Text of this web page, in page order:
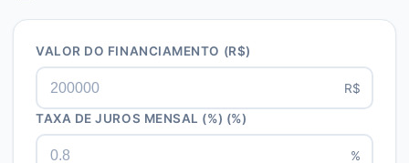
VALOR DO FINANCIAMENTO (R$)
R$
TAXA DE JUROS MENSAL (%) (%)
%